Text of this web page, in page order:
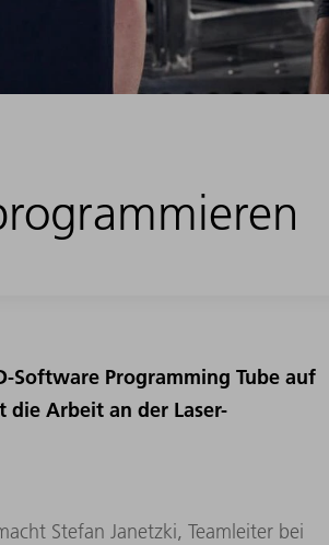
Software Programming Tube auf
die Arbeit an der Laser-
Stefan Janetzki, Teamleiter bei